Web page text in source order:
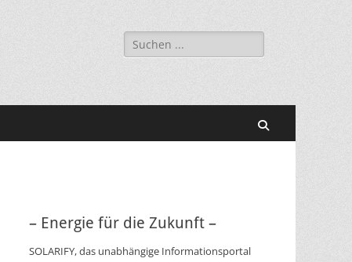
Suchen
nach:
– Energie für die Zukunft –
SOLARIFY, das unabhängige Informationsportal